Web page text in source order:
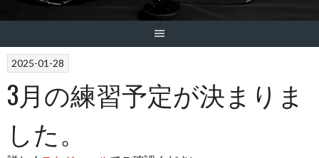
2025-01-28
3月の練習予定が決まりま
した。